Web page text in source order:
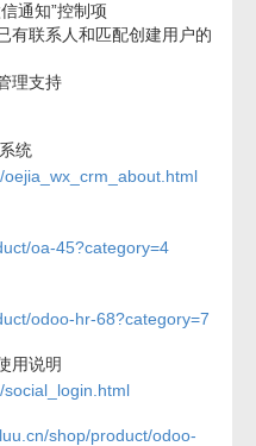
通知”控制项
有联系人和匹配创建用户的
理支持
统
oa-45?category=4
odoo-hr-68?category=7
用说明
shop/product/odoo-